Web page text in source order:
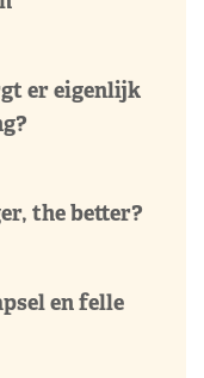
er eigenlijk
the better?
en felle